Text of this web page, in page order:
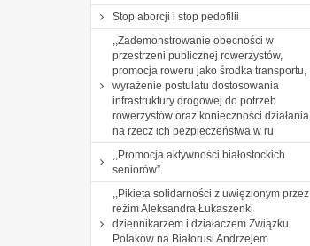
Stop aborcji i stop pedofilii
,,Zademonstrowanie obecności w
przestrzeni publicznej rowerzystów,
promocja roweru jako środka transportu,
wyrażenie postulatu dostosowania
infrastruktury drogowej do potrzeb
rowerzystów oraz konieczności działania
na rzecz ich bezpieczeństwa w ru
,,Promocja aktywności białostockich
seniorów”.
,,Pikieta solidarności z uwięzionym przez
reżim Aleksandra Łukaszenki
dziennikarzem i działaczem Związku
Polaków na Białorusi Andrzejem